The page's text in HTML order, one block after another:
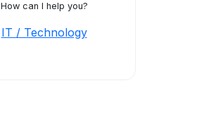
How can I help you?
IT / Technology